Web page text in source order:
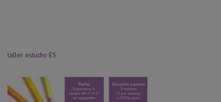
taller estudio ES